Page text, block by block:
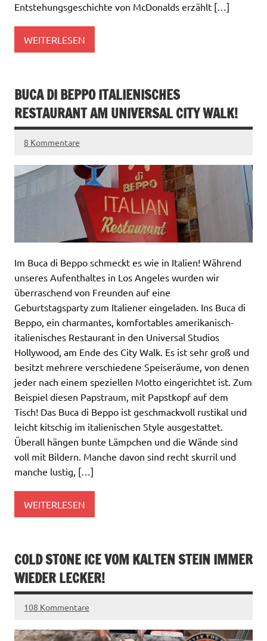
Entstehungsgeschichte von McDonalds erzählt […]
WEITERLESEN
BUCA DI BEPPO ITALIENISCHES
RESTAURANT AM UNIVERSAL CITY WALK!
8 Kommentare
Im Buca di Beppo schmeckt es wie in Italien! Während
unseres Aufenthaltes in Los Angeles wurden wir
überraschend von Freunden auf eine
Geburtstagsparty zum Italiener eingeladen. Ins Buca di
Beppo, ein charmantes, komfortables amerikanisch-
italienisches Restaurant in den Universal Studios
Hollywood, am Ende des City Walk. Es ist sehr groß und
besitzt mehrere verschiedene Speiseräume, von denen
jeder nach einem speziellen Motto eingerichtet ist. Zum
Beispiel diesen Papstraum, mit Papstkopf auf dem
Tisch! Das Buca di Beppo ist geschmackvoll rustikal und
leicht kitschig im italienischen Style ausgestattet.
Überall hängen bunte Lämpchen und die Wände sind
voll mit Bildern. Manche davon sind recht skurril und
manche lustig, […]
WEITERLESEN
COLD STONE ICE VOM KALTEN STEIN IMMER
WIEDER LECKER!
108 Kommentare